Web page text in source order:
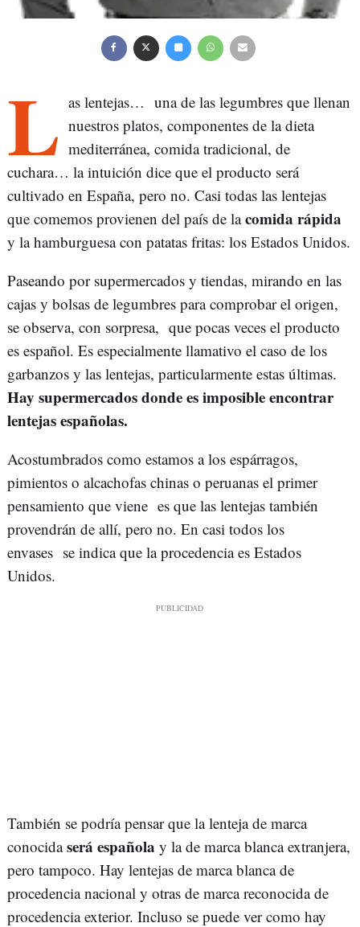
Iñaki Oroz Fuera
L as lentejas… una de las legumbres que llenan
nuestros platos, componentes de la dieta
mediterránea, comida tradicional, de
cuchara… la intuición dice que el producto será
cultivado en España, pero no. Casi todas las lentejas
que comemos provienen del país de lacomida rápida
y la hamburguesa con patatas fritas: los Estados Unidos.
Paseando por supermercados y tiendas, mirando en las
cajas y bolsas de legumbres para comprobar el origen,
se observa, con sorpresa, que pocas veces el producto
es español. Es especialmente llamativo el caso de los
garbanzos y las lentejas, particularmente estas últimas.
Hay supermercados donde es imposible encontrar
lentejas españolas.
Acostumbrados como estamos a los espárragos,
pimientos o alcachofas chinas o peruanas el primer
pensamiento que viene es que las lentejas también
provendrán de allí, pero no. En casi todos los
envases se indica que la procedencia es Estados
Unidos.
También se podría pensar que la lenteja de marca
conocidaserá española y la de marca blanca extranjera,
pero tampoco. Hay lentejas de marca blanca de
procedencia nacional y otras de marca reconocida de
procedencia exterior. Incluso se puede ver como hay